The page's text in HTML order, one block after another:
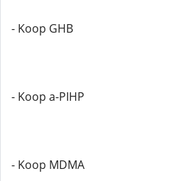
- Koop GHB
- Koop a-PIHP
- Koop MDMA